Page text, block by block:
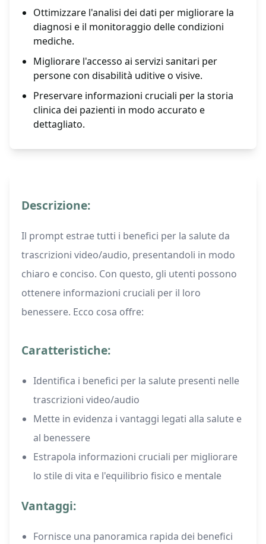
Ottimizzare l'analisi dei dati per migliorare la
diagnosi e il monitoraggio delle condizioni
mediche.
Migliorare l'accesso ai servizi sanitari per
persone con disabilità uditive o visive.
Preservare informazioni cruciali per la storia
clinica dei pazienti in modo accurato e
dettagliato.
Descrizione:
Il prompt estrae tutti i benefici per la salute da
trascrizioni video/audio, presentandoli in modo
chiaro e conciso. Con questo, gli utenti possono
ottenere informazioni cruciali per il loro
benessere. Ecco cosa offre:
Caratteristiche:
Identifica i benefici per la salute presenti nelle
trascrizioni video/audio
Mette in evidenza i vantaggi legati alla salute e
al benessere
Estrapola informazioni cruciali per migliorare
lo stile di vita e l'equilibrio fisico e mentale
Vantaggi:
Fornisce una panoramica rapida dei benefici